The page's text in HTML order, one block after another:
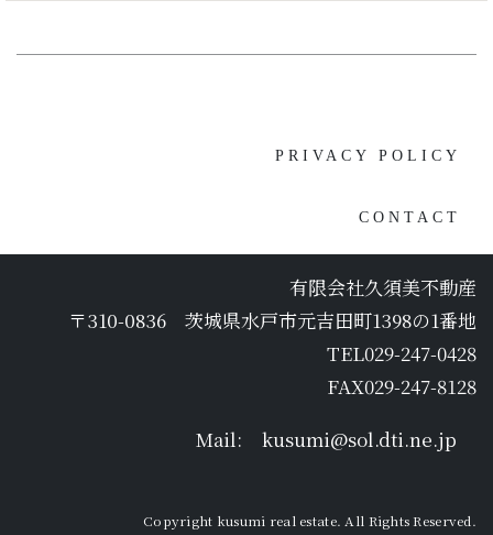
PRIVACY POLICY
CONTACT
有限会社久須美不動産
〒310-0836 茨城県水戸市元吉田町1398の1番地
TEL029-247-0428
FAX029-247-8128
Mail:
kusumi@sol.dti.ne.jp
Copyright kusumi real estate. All Rights Reserved.